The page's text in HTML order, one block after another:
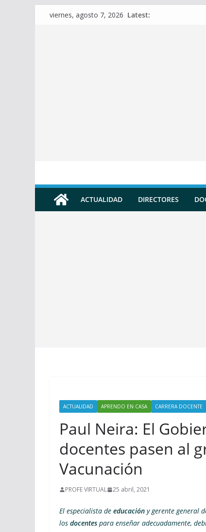
Skipviernes, agosto 7, 2026 Latest:
ACTUALIDAD DIRECTORES
ACTUALIDAD APRENDO EN CASA CARRERA DOCENTE
Paul Neira: El
docentes pasen al
Vacunación
PROFE VIRTUAL 25 abril, 2021
El especialista de educación y gerente general
los docentes para enseñar adecuadamente,